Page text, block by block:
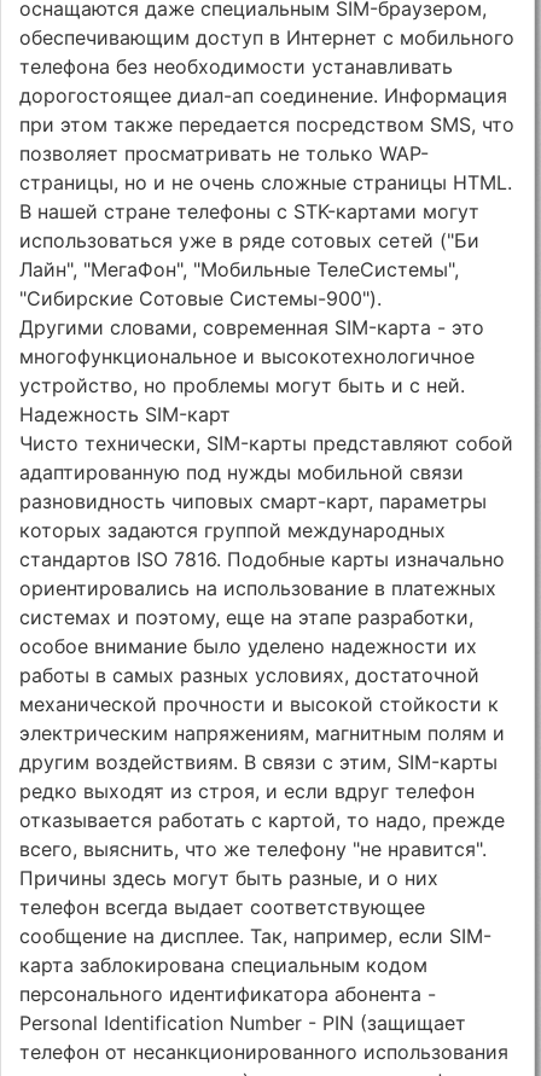
оснащаются даже специальным SIM-браузером,
обеспечивающим доступ в Интернет с мобильного
телефона без необходимости устанавливать
дорогостоящее диал-ап соединение. Информация
при этом также передается посредством SMS, что
позволяет просматривать не только WAP-
страницы, но и не очень сложные страницы HTML.
В нашей стране телефоны с STK-картами могут
использоваться уже в ряде сотовых сетей ("Би
Лайн", "МегаФон", "Мобильные ТелеСистемы",
"Сибирские Сотовые Системы-900").
Другими словами, современная SIM-карта - это
многофункциональное и высокотехнологичное
устройство, но проблемы могут быть и с ней.
Надежность SIM-карт
Чисто технически, SIM-карты представляют собой
адаптированную под нужды мобильной связи
разновидность чиповых смарт-карт, параметры
которых задаются группой международных
стандартов ISO 7816. Подобные карты изначально
ориентировались на использование в платежных
системах и поэтому, еще на этапе разработки,
особое внимание было уделено надежности их
работы в самых разных условиях, достаточной
механической прочности и высокой стойкости к
электрическим напряжениям, магнитным полям и
другим воздействиям. В связи с этим, SIM-карты
редко выходят из строя, и если вдруг телефон
отказывается работать с картой, то надо, прежде
всего, выяснить, что же телефону "не нравится".
Причины здесь могут быть разные, и о них
телефон всегда выдает соответствующее
сообщение на дисплее. Так, например, если SIM-
карта заблокирована специальным кодом
персонального идентификатора абонента -
Personal Identification Number - PIN (защищает
телефон от несанкционированного использования